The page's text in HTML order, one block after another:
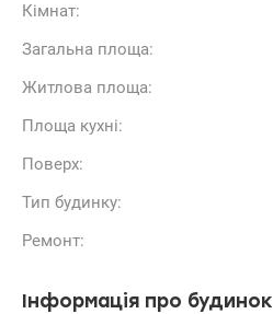
Кімнат:
Загальна площа:
Житлова площа:
Площа кухні:
Поверх:
Тип будинку:
Ремонт:
Інформація про будинок